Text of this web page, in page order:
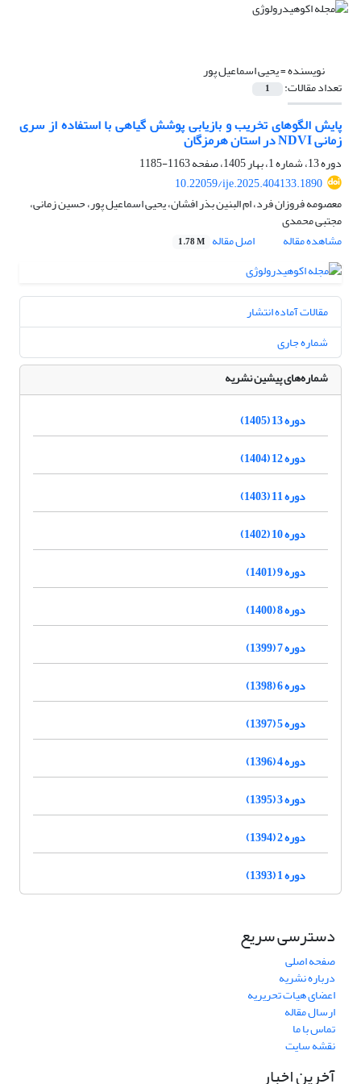
نویسنده =یحیی اسماعیل پور
تعداد مقالات: 1
پایش الگوهای تخریب و بازیابی پوشش گیاهی با استفاده از سری
زمانی NDVI در استان هرمزگان
دوره 13، شماره 1، بهار 1405، صفحه
1163-1185
10.22059/ije.2025.404133.1890
معصومه فروزان فرد، ام البنین بذر افشان، یحیی اسماعیل پور، حسین زمانی،
مجتبی محمدی
مشاهده مقاله
اصل مقاله 1.78 M
مقالات آماده انتشار
شماره جاری
شماره‌های پیشین نشریه
دوره 13 (1405)
دوره 12 (1404)
دوره 11 (1403)
دوره 10 (1402)
دوره 9 (1401)
دوره 8 (1400)
دوره 7 (1399)
دوره 6 (1398)
دوره 5 (1397)
دوره 4 (1396)
دوره 3 (1395)
دوره 2 (1394)
دوره 1 (1393)
دسترسی سریع
صفحه اصلی
درباره نشریه
اعضای هیات تحریریه
ارسال مقاله
تماس با ما
نقشه سایت
آخرین اخبار